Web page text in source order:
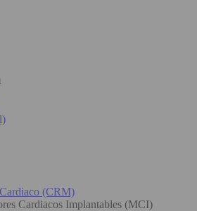
(CRM)
Cardiacos Implantables (MCI)